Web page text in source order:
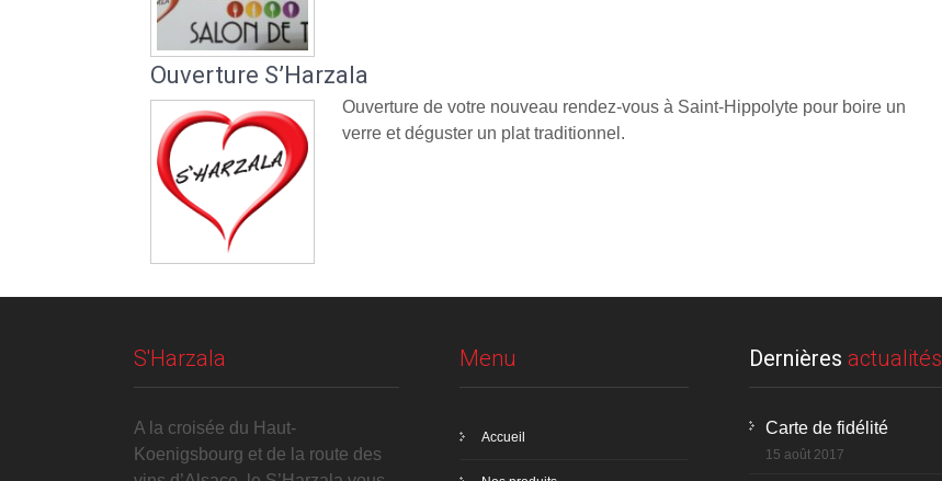
Ouverture S’Harzala
Ouverture de votre nouveau rendez-vous à Saint-Hippolyte pour boire un
verre et déguster un plat traditionnel.
S'Harzala
A la croisée du Haut-
Koenigsbourg et de la route des
Menu
Accueil
Dernières actualités
Carte de fidélité
15 août 2017